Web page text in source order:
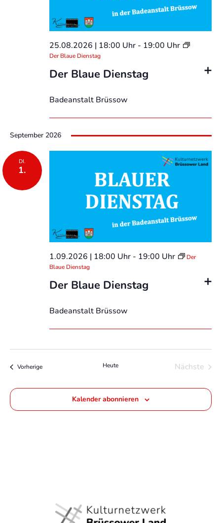
Der Blaue Dienstag
25.08.2026 | 18:00 Uhr- 19:00 Uhr
Der Blaue Dienstag
Badeanstalt Brüssow
September 2026
DI.
1.
Der Blaue Dienstag
1.09.2026 | 18:00 Uhr- 19:00 Uhr
Der
Blaue Dienstag
Badeanstalt Brüssow
VorherigeVeranstaltungen Heute
Nächste
Kalender abonnieren